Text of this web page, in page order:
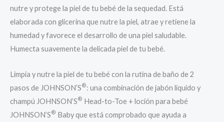
nutre y protege la piel de tu bebé de la sequedad. Está
elaborada con glicerina que nutre la piel, atrae y retiene la
humedad y favorece el desarrollo de una piel saludable.
Humecta suavemente la delicada piel de tu bebé.
Limpia y nutre la piel de tu bebé con la rutina de baño de 2
pasos de JOHNSON’S®: una combinación de jabón líquido y
champú JOHNSON’S® Head-to-Toe + loción para bebé
JOHNSON’S® Baby que está comprobado que ayuda a